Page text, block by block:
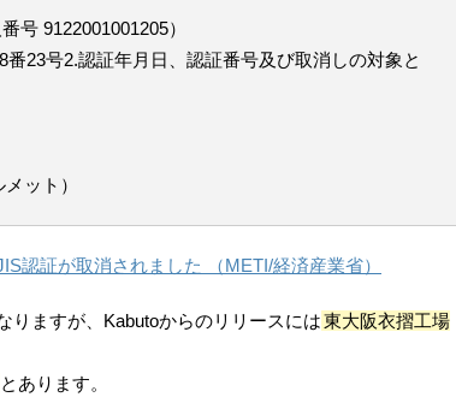
号 9122001001205）
23号2.認証年月日、認証番号及び取消しの対象と
ット）
認証が取消されました （METI/経済産業省）
りますが、Kabutoからのリリースには東大阪衣摺工場
とあります。